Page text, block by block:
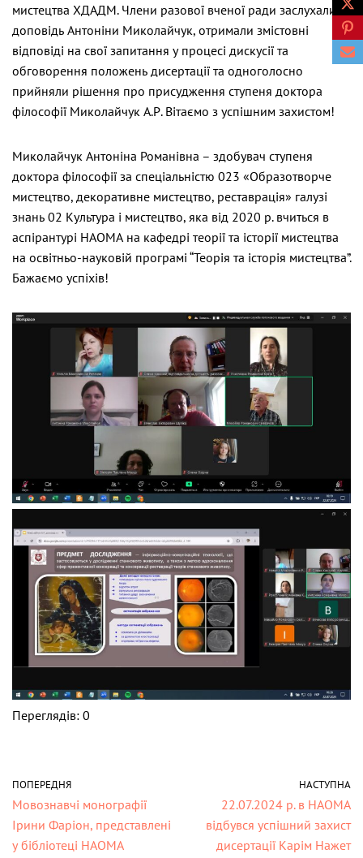
мистецтва ХДАДМ. Члени разової вченої ради заслухали
доповідь Антоніни Миколайчук, отримали змістовні
відповіді на свої запитання у процесі дискусії та
обговорення положень дисертації та одноголосно
прийняли рішення про присудження ступеня доктора
філософії Миколайчук А.Р. Вітаємо з успішним захистом!
Миколайчук Антоніна Романівна – здобувач ступеня
доктора філософії за спеціальністю 023 «Образотворче
мистецтво, декоративне мистецтво, реставрація» галузі
знань 02 Культура і мистецтво, яка від 2020 р. вчиться в
аспірантурі НАОМА на кафедрі теорії та історії мистецтва
на освітньо-науковій програмі “Теорія та історія мистецтва”.
Бажаємо успіхів!
Переглядів: 0
ПОПЕРЕДНЯ
Мовознавчі монографії
Ірини Фаріон, представлені
у бібліотеці НАОМА
НАСТУПНА
22.07.2024 р. в НАОМА
відбувся успішний захист
дисертації Карім Нажет